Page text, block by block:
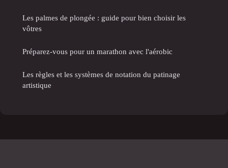
Les palmes de plongée : guide pour bien choisir les
vôtres
Préparez-vous pour un marathon avec l'aérobic
Les règles et les systèmes de notation du patinage
artistique